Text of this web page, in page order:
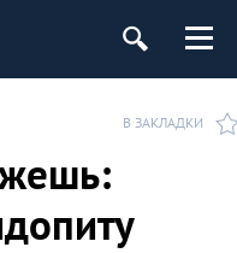
В ЗАКЛАДКИ